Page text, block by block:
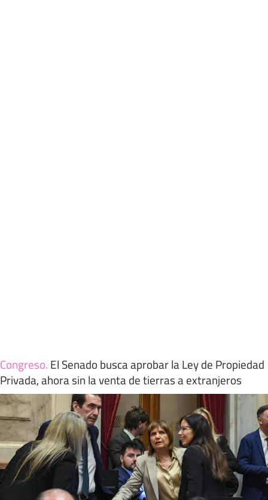
Congreso. El Senado busca aprobar la Ley de Propiedad
Privada, ahora sin la venta de tierras a extranjeros